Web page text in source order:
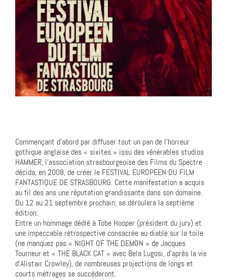
Commençant d’abord par diffuser tout un pan de l’horreur
gothique anglaise des « sixites » issu des vénérables studios
HAMMER, l’association strasbourgeoise des Films du Spectre
décida, en 2008, de créer le FESTIVAL EUROPEEN DU FILM
FANTASTIQUE DE STRASBOURG. Cette manifestation a acquis
au fil des ans une réputation grandissante dans son domaine.
Du 12 au 21 septembre prochain, se déroulera la septième
édition.
Entre un hommage dédié à Tobe Hooper (président du jury) et
une impeccable rétrospective consacrée au diable sur la toile
(ne manquez pas « NIGHT OF THE DEMON » de Jacques
Tourneur et « THE BLACK CAT » avec Bela Lugosi, d’après la vie
d’Alistair Crowley), de nombreuses projections de longs et
courts métrages se succéderont.